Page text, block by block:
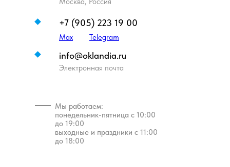
+7 (905) 223 19 00
Max Telegram
Мы работаем:
понедельник-пятница с 10:00
до 19:00
выходные и праздники с 11:00
до 18:00
info@oklandia.ru
Электронная почта